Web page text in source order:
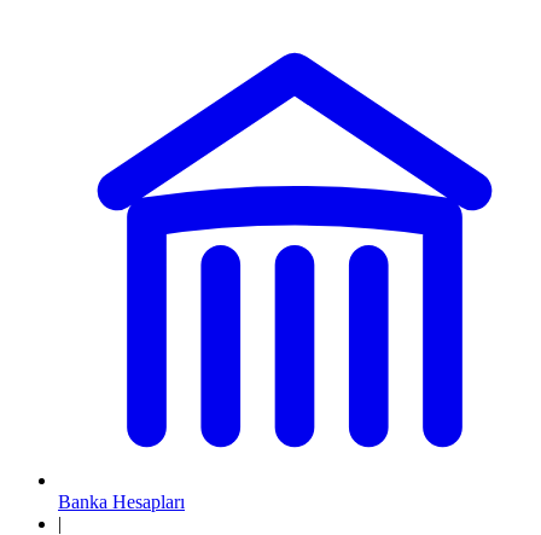
Banka Hesapları
|